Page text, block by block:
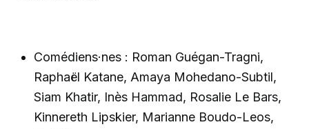
Comédiens·nes : Roman Guégan-Tragni,
Raphaël Katane, Amaya Mohedano-Subtil,
Siam Khatir, Inès Hammad, Rosalie Le Bars,
Kinnereth Lipskier, Marianne Boudo-Leos,